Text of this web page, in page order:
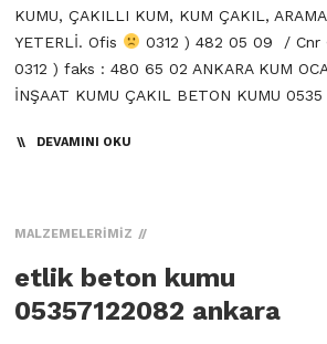
KUMU, ÇAKILLI KUM, KUM ÇAKIL,
YETERLİ. Ofis
0312 ) 482 05 09 / Cnr
0312 ) faks : 480 65 02 ANKARA KUM
İNŞAAT KUMU ÇAKIL BETON KUMU
DEVAMINI OKU
MALZEMELERIMIZ
etlik beton kumu
05357122082 ankara